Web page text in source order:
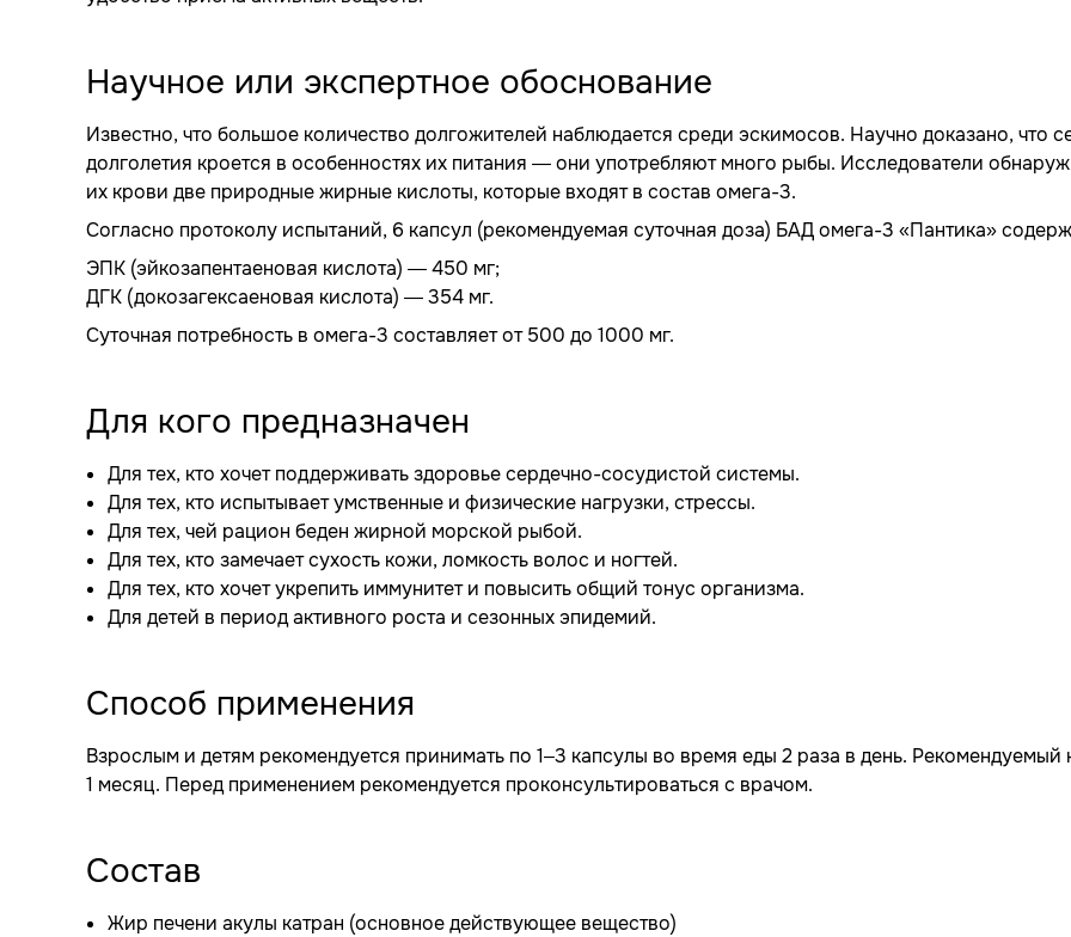
Научное или экспертное обоснование
Известно, что большое количество долгожителей наблюдается среди эскимосов. Научно доказано, что
долголетия кроется в особенностях их питания — они употребляют много рыбы. Исследователи
их крови две природные жирные кислоты, которые входят в состав омега-3.
Согласно протоколу испытаний, 6 капсул (рекомендуемая суточная доза) БАД омега-3 «Пантика»
ЭПК (эйкозапентаеновая кислота) — 450 мг;
ДГК (докозагексаеновая кислота) — 354 мг.
Суточная потребность в омега-3 составляет от 500 до 1000 мг.
Для кого предназначен
Для тех, кто хочет поддерживать здоровье сердечно-сосудистой системы.
Для тех, кто испытывает умственные и физические нагрузки, стрессы.
Для тех, чей рацион беден жирной морской рыбой.
Для тех, кто замечает сухость кожи, ломкость волос и ногтей.
Для тех, кто хочет укрепить иммунитет и повысить общий тонус организма.
Для детей в период активного роста и сезонных эпидемий.
Способ применения
Взрослым и детям рекомендуется принимать по 1–3 капсулы во время еды 2 раза в день.
1 месяц. Перед применением рекомендуется проконсультироваться с врачом.
Состав
Жир печени акулы катран (основное действующее вещество)